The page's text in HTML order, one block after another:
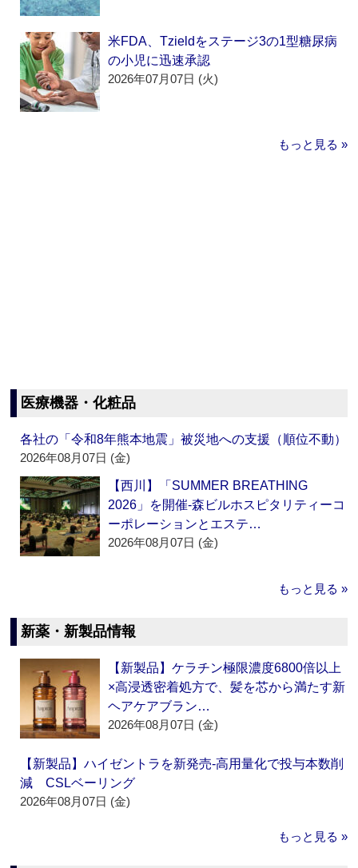
米FDA、Tzieldをステージ3の1型糖尿病
の小児に迅速承認
2026年07月07日 (火)
もっと見る »
医療機器・化粧品
各社の「令和8年熊本地震」被災地への支援（順位不動）
2026年08月07日 (金)
【西川】「SUMMER BREATHING
2026」を開催‐森ビルホスピタリティーコ
ーポレーションとエステ…
2026年08月07日 (金)
もっと見る »
新薬・新製品情報
【新製品】ケラチン極限濃度6800倍以上
×高浸透密着処方で、髪を芯から満たす新
ヘアケアブラン…
2026年08月07日 (金)
【新製品】ハイゼントラを新発売‐高用量化で投与本数削
減 CSLベーリング
2026年08月07日 (金)
もっと見る »